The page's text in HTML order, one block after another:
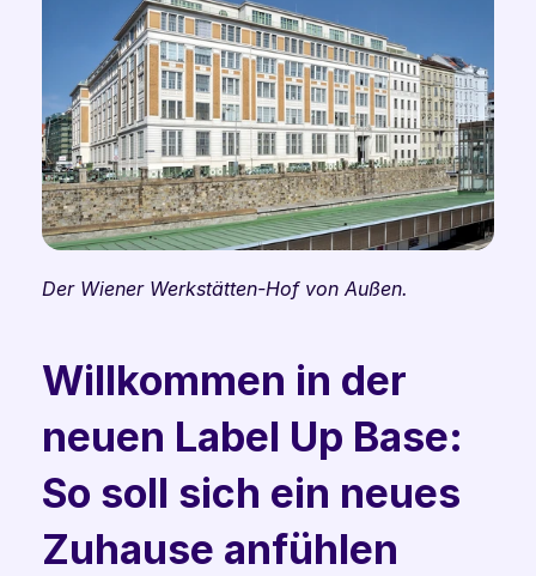
Der Wiener Werkstätten-Hof von Außen.
Willkommen in der
neuen Label Up Base:
So soll sich ein neues
Zuhause anfühlen